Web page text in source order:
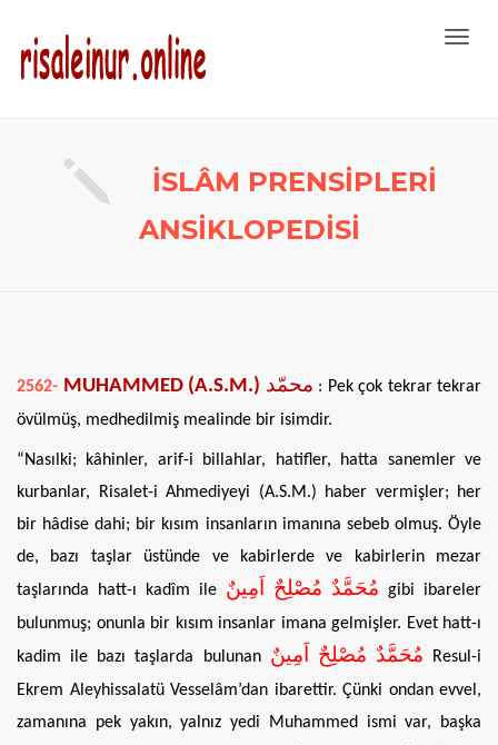
İSLÂM PRENSİPLERİ
ANSİKLOPEDİSİ
2562- MUHAMMED (A.S.M.) محمّد : Pek çok tekrar tekrar
övülmüş, medhedilmiş mealinde bir isimdir.
“Nasılki; kâhinler, arif-i billahlar, hatifler, hatta sanemler ve
kurbanlar, Risalet-i Ahmediyeyi (A.S.M.) haber vermişler; her
bir hâdise dahi; bir kısım insanların imanına sebeb olmuş. Öyle
de, bazı taşlar üstünde ve kabirlerde ve kabirlerin mezar
taşlarında hatt-ı kadîm ile
gibi ibareler
bulunmuş; onunla bir kısım insanlar imana gelmişler. Evet hatt-ı
kadim ile bazı taşlarda bulunan مُحَمَّدٌ مُصْلِحٌ اَمِينٌ
Resul-i
Ekrem Aleyhissalatü Vesselâm’dan ibarettir. Çünki ondan evvel,
zamanına pek yakın, yalnız yedi Muhammed ismi var, başka